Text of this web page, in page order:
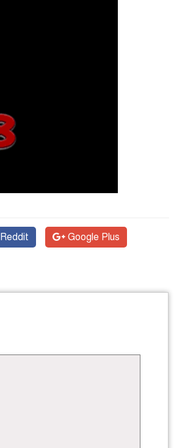
Reddit Google Plus